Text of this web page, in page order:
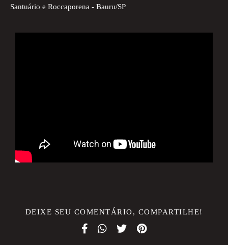
Santuário e Roccaporena - Bauru/SP
DEIXE SEU COMENTÁRIO, COMPARTILHE!